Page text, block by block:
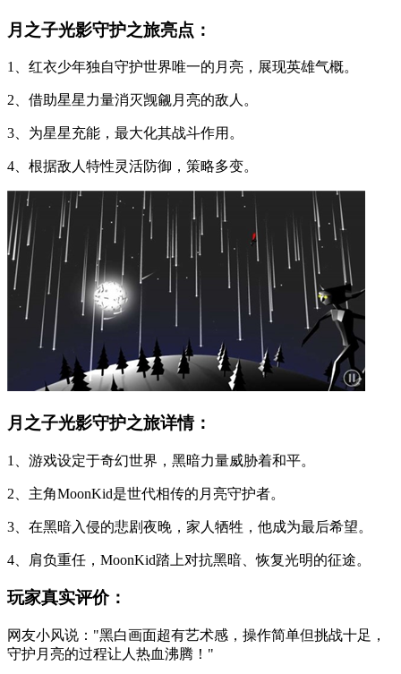
月之子光影守护之旅亮点：
1、红衣少年独自守护世界唯一的月亮，展现英雄气概。
2、借助星星力量消灭觊觎月亮的敌人。
3、为星星充能，最大化其战斗作用。
4、根据敌人特性灵活防御，策略多变。
月之子光影守护之旅详情：
1、游戏设定于奇幻世界，黑暗力量威胁着和平。
2、主角MoonKid是世代相传的月亮守护者。
3、在黑暗入侵的悲剧夜晚，家人牺牲，他成为最后希望。
4、肩负重任，MoonKid踏上对抗黑暗、恢复光明的征途。
玩家真实评价：
网友小风说："黑白画面超有艺术感，操作简单但挑战十足，
守护月亮的过程让人热血沸腾！"